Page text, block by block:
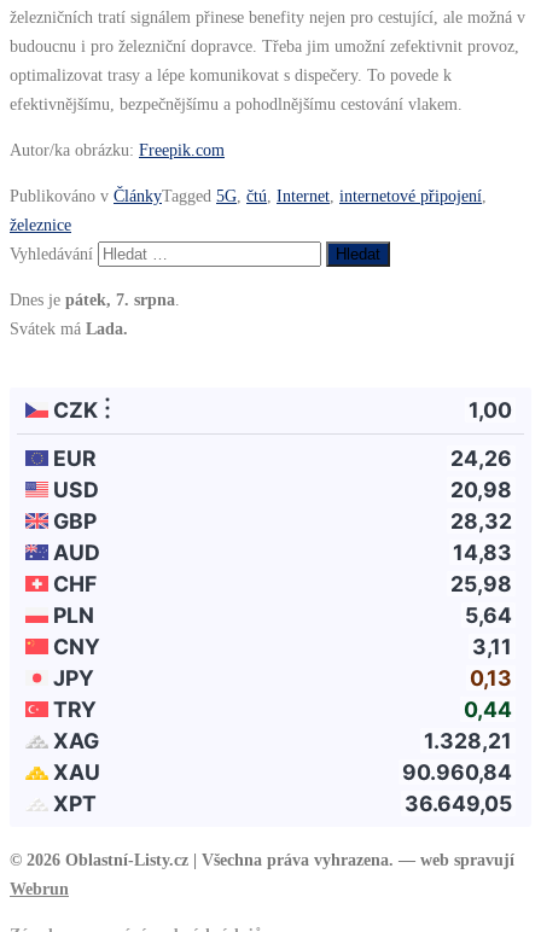
železničních tratí signálem přinese benefity nejen pro cestující, ale možná v
budoucnu i pro železniční dopravce. Třeba jim umožní zefektivnit provoz,
optimalizovat trasy a lépe komunikovat s dispečery. To povede k
efektivnějšímu, bezpečnějšímu a pohodlnějšímu cestování vlakem.
Autor/ka obrázku: Freepik.com
Publikováno v ČlánkyTagged 5G čtú Internet internetové připojení
železnice
Vyhledávání
Dnes je pátek, 7. srpna.
Svátek má Lada.
© 2026 Oblastní-Listy.cz | Všechna práva vyhrazena. — web spravují
Webrun